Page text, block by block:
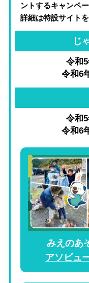
ントするキャンペ
詳細は特設サイト
じ
令和
令和6
令和
令和6
みえのあ
アソビュ